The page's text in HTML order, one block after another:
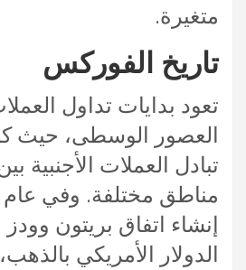
متغيرة.
تاريخ الفوركس
تعود بدايات تداول
العصور الوسطى، حيث
تبادل العملات الأجنبية
إنشاء اتفاق بريتون
الدولار الأمريكي